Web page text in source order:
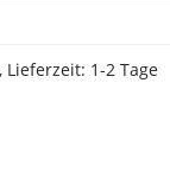
1-2 Tage